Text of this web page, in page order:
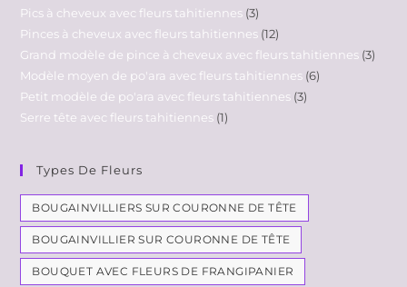
Pics à cheveux avec fleurs tahitiennes 3
Pinces à cheveux avec fleurs tahitiennes 12
Grand modèle de pince à cheveux avec fleurs tahitiennes 3
Modèle moyen de po'ara avec fleurs tahitiennes 6
Petit modèle de po'ara avec fleurs tahitiennes 3
Serre tête avec fleurs tahitiennes 1
Types De Fleurs
BOUGAINVILLIERS SUR COURONNE DE TÊTE
BOUGAINVILLIER SUR COURONNE DE TÊTE
BOUQUET AVEC FLEURS DE FRANGIPANIER